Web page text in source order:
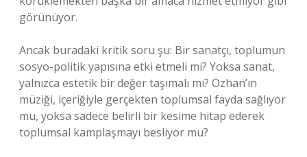
görünüyor.
Ancak buradaki kritik soru şu: Bir sanatçı, toplumun
sosyo-politik yapısına etki etmeli mi? Yoksa sanat,
yalnızca estetik bir değer taşımalı mı? Özhan’ın
müziği, içeriğiyle gerçekten toplumsal fayda sağlıyor
mu, yoksa sadece belirli bir kesime hitap ederek
toplumsal kamplaşmayı besliyor mu?